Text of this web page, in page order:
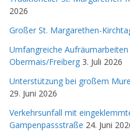
2026
Großer St. Margarethen-
Umfangreiche
Obermais/Freiberg 3. Juli 2026
Unterstützung bei großem
29. Juni 2026
Verkehrsunfall mit
Gampenpassstraße 24. Juni